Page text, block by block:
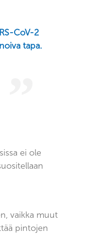
CoV-2
tapa.
ei ole
vaikka muut
pintojen